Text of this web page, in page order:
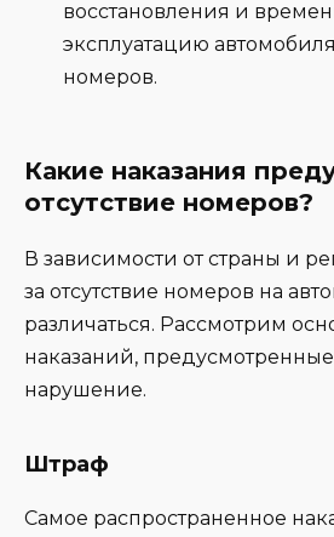
восстановления и
эксплуатацию
номеров.
Какие наказания
отсутствие номеров?
В зависимости от страны и
за отсутствие номеров на
различаться. Рассмотрим
наказаний, предусмотренные
нарушение.
Штраф
Самое распространенное